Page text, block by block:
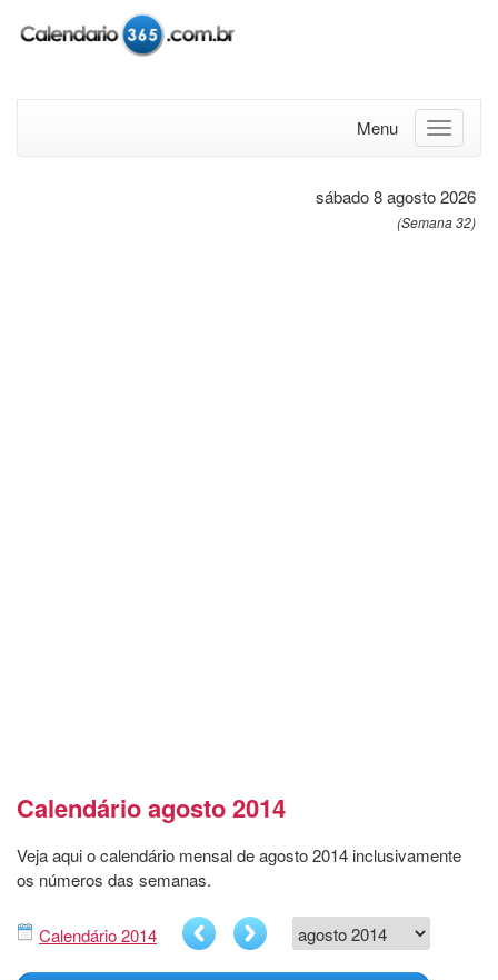
Menu
sábado 8 agosto 2026
(Semana 32)
Calendário agosto 2014
Veja aqui o calendário mensal de agosto 2014 inclusivamente
os números das semanas.
Calendário 2014